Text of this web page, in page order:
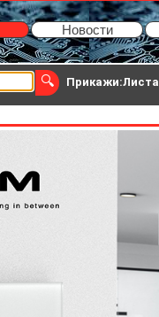
Новости
Прикажи:Листа